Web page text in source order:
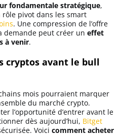
fondamentale stratégique,
pivot dans les smart
. Une compression de l’offre
demande peut créer un effet
à venir.
cryptos avant le bull
mois pourraient marquer
du marché crypto.
l’opportunité d’entrer avant le
dès aujourd’hui, Bitget
Voici comment acheter